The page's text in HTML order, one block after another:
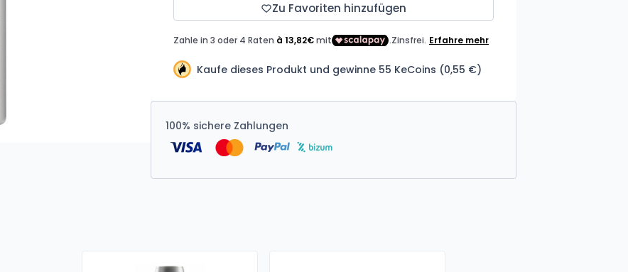
Zu Favoriten hinzufügen
Kaufe dieses Produkt und gewinne 55 KeCoins (0,55 €)
100% sichere Zahlungen